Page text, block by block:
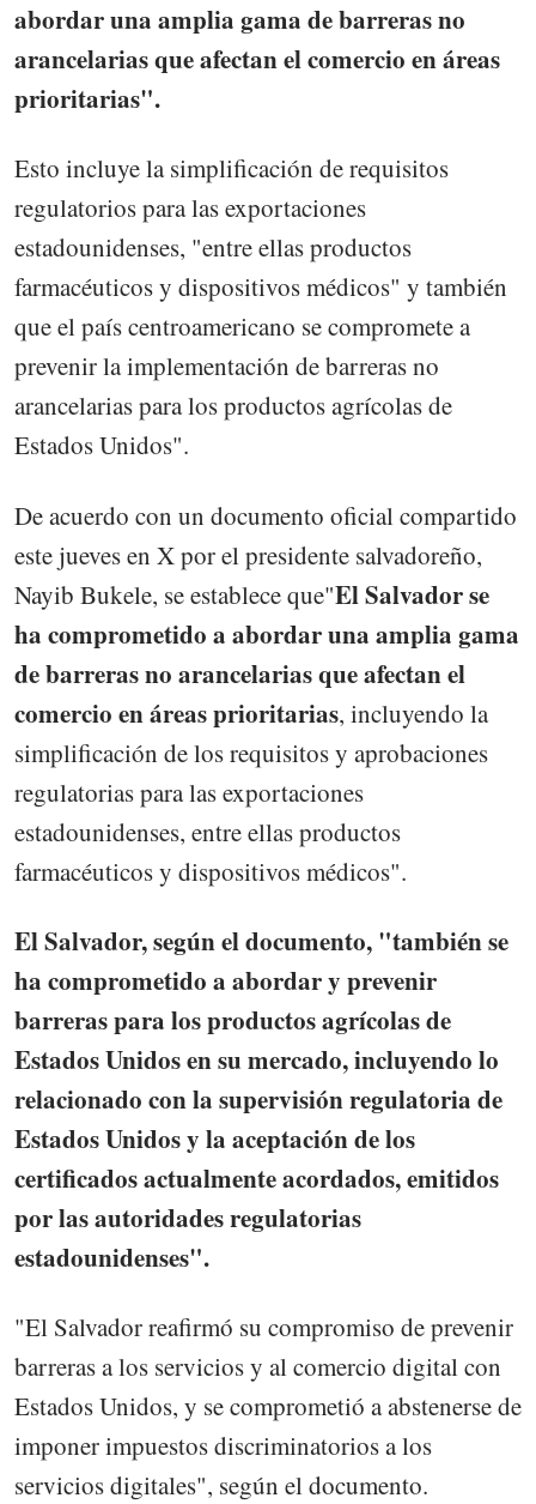
abordar una amplia gama de barreras no
arancelarias que afectan el comercio en áreas
prioritarias".
Esto incluye la simplificación de requisitos
regulatorios para las exportaciones
estadounidenses, "entre ellas productos
farmacéuticos y dispositivos médicos" y también
que el país centroamericano se compromete a
prevenir la implementación de barreras no
arancelarias para los productos agrícolas de
Estados Unidos".
De acuerdo con un documento oficial compartido
este jueves en X por el presidente salvadoreño,
Nayib Bukele, se establece que"El Salvador se
ha comprometido a abordar una amplia gama
de barreras no arancelarias que afectan el
comercio en áreas prioritarias, incluyendo la
simplificación de los requisitos y aprobaciones
regulatorias para las exportaciones
estadounidenses, entre ellas productos
farmacéuticos y dispositivos médicos".
El Salvador, según el documento, "también se
ha comprometido a abordar y prevenir
barreras para los productos agrícolas de
Estados Unidos en su mercado, incluyendo lo
relacionado con la supervisión regulatoria de
Estados Unidos y la aceptación de los
certificados actualmente acordados, emitidos
por las autoridades regulatorias
estadounidenses".
"El Salvador reafirmó su compromiso de prevenir
barreras a los servicios y al comercio digital con
Estados Unidos, y se comprometió a abstenerse de
imponer impuestos discriminatorios a los
servicios digitales", según el documento.